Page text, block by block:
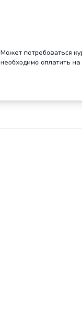
Может потребоваться
необходимо оплатить